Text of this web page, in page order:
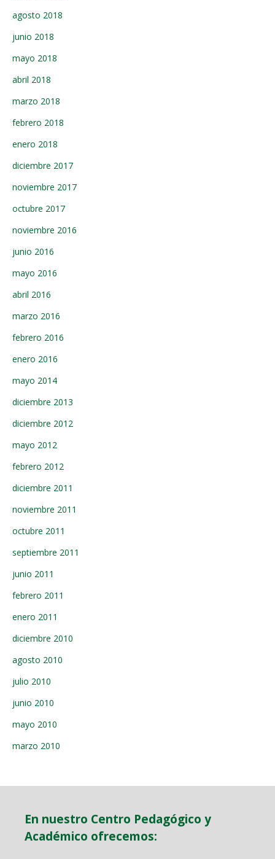
agosto 2018
junio 2018
mayo 2018
abril 2018
marzo 2018
febrero 2018
enero 2018
diciembre 2017
noviembre 2017
octubre 2017
noviembre 2016
junio 2016
mayo 2016
abril 2016
marzo 2016
febrero 2016
enero 2016
mayo 2014
diciembre 2013
diciembre 2012
mayo 2012
febrero 2012
diciembre 2011
noviembre 2011
octubre 2011
septiembre 2011
junio 2011
febrero 2011
enero 2011
diciembre 2010
agosto 2010
julio 2010
junio 2010
mayo 2010
marzo 2010
En nuestro Centro Pedagógico y
Académico ofrecemos: